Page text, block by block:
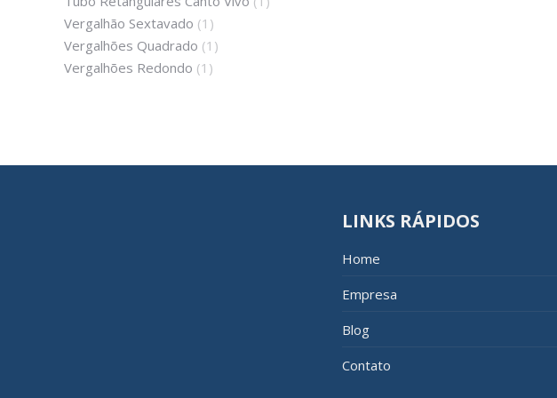
Vergalhão Sextavado (1)
Vergalhões Quadrado (1)
Vergalhões Redondo (1)
LINKS RÁPIDOS
Home
Empresa
Blog
Contato